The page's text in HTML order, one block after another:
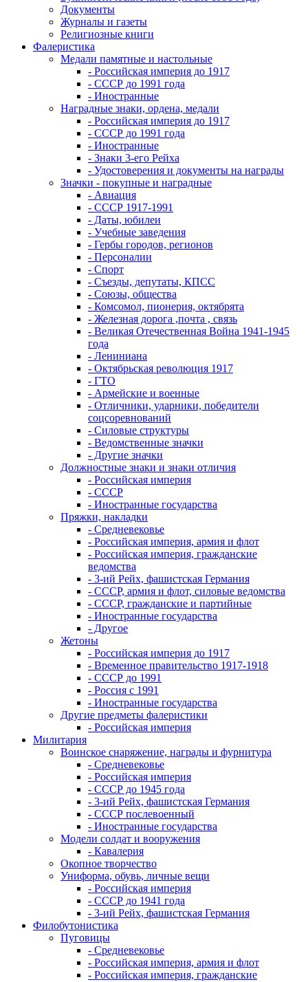
Документы
Журналы и газеты
Религиозные книги
Фалеристика
Медали памятные и настольные
- Российская империя до 1917
- СССР до 1991 года
- Иностранные
Наградные знаки, ордена, медали
- Российская империя до 1917
- СССР до 1991 года
- Иностранные
- Знаки 3-его Рейха
- Удостоверения и документы на награды
Значки - покупные и наградные
- Авиация
- СССР 1917-1991
- Даты, юбилеи
- Учебные заведения
- Гербы городов, регионов
- Персоналии
- Спорт
- Съезды, депутаты, КПСС
- Союзы, общества
- Комсомол, пионерия, октябрята
- Железная дорога ,почта , связь
- Великая Отечественная Война 1941-1945
года
- Лениниана
- Октябрьская революция 1917
- ГТО
- Армейские и военные
- Отличники, ударники, победители
соцсоревнований
- Силовые структуры
- Ведомственные значки
- Другие значки
Должностные знаки и знаки отличия
- Российская империя
- СССР
- Иностранные государства
Пряжки, накладки
- Средневековье
- Российская империя, армия и флот
- Российская империя, гражданские
ведомства
- 3-ий Рейх, фашистская Германия
- СССР, армия и флот, силовые ведомства
- СССР, гражданские и партийные
- Иностранные государства
- Другое
Жетоны
- Российская империя до 1917
- Временное правительство 1917-1918
- СССР до 1991
- Россия с 1991
- Иностранные государства
Другие предметы фалеристики
- Российская империя
Милитария
Воинское снаряжение, награды и фурнитура
- Средневековье
- Российская империя
- СССР до 1945 года
- 3-ий Рейх, фашистская Германия
- СССР послевоенный
- Иностранные государства
Модели солдат и вооружения
- Кавалерия
Окопное творчество
Униформа, обувь, личные вещи
- Российская империя
- СССР до 1941 года
- 3-ий Рейх, фашистская Германия
Филобутонистика
Пуговицы
- Средневековье
- Российская империя, армия и флот
- Российская империя, гражданские